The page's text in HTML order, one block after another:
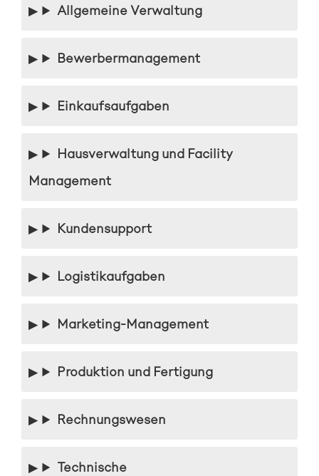
Allgemeine Verwaltung
Bewerbermanagement
Einkaufsaufgaben
Hausverwaltung und Facility
Management
Kundensupport
Logistikaufgaben
Marketing-Management
Produktion und Fertigung
Rechnungswesen
Technische